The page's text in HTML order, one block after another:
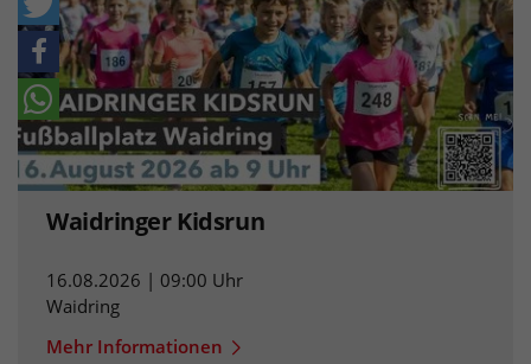
Waidringer Kidsrun
16.08.2026 | 09:00 Uhr
Waidring
Mehr Informationen